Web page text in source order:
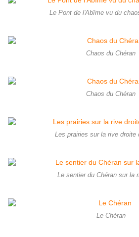
Le Pont de l'Abîme vu du
Chaos du Chéran
Chaos du Chéran
Les prairies sur la rive droite
Le sentier du Chéran sur la
Le Chéran